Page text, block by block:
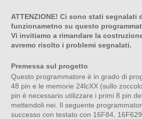
ATTENZIONE! Ci sono stati segnalati
funzionametno su questo
Vi invitiamo a rimandare la
avremo risolto i problemi segnalati.
Premessa sul progetto
Questo programmatore è in grado di
48 pin e le memorie 24lcXX (sullo
pin è necessario utilizzare i primi 8 pin
mettendoli nei. Il seguente
successo con testato con 16F84,